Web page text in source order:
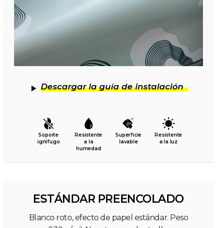
Descargar la guía de instalación
Soporte
ignífugo
Resistente
a la
humedad
Superficie
lavable
Resistente
a la luz
ESTÁNDAR PREENCOLADO
Blanco roto, efecto de papel estándar. Peso